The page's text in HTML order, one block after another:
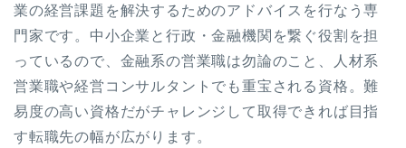
業の経営課題を解決するためのアドバイスを行なう専
門家です。中小企業と行政・金融機関を繋ぐ役割を担
っているので、金融系の営業職は勿論のこと、人材系
営業職や経営コンサルタントでも重宝される資格。難
易度の高い資格だがチャレンジして取得できれば目指
す転職先の幅が広がります。